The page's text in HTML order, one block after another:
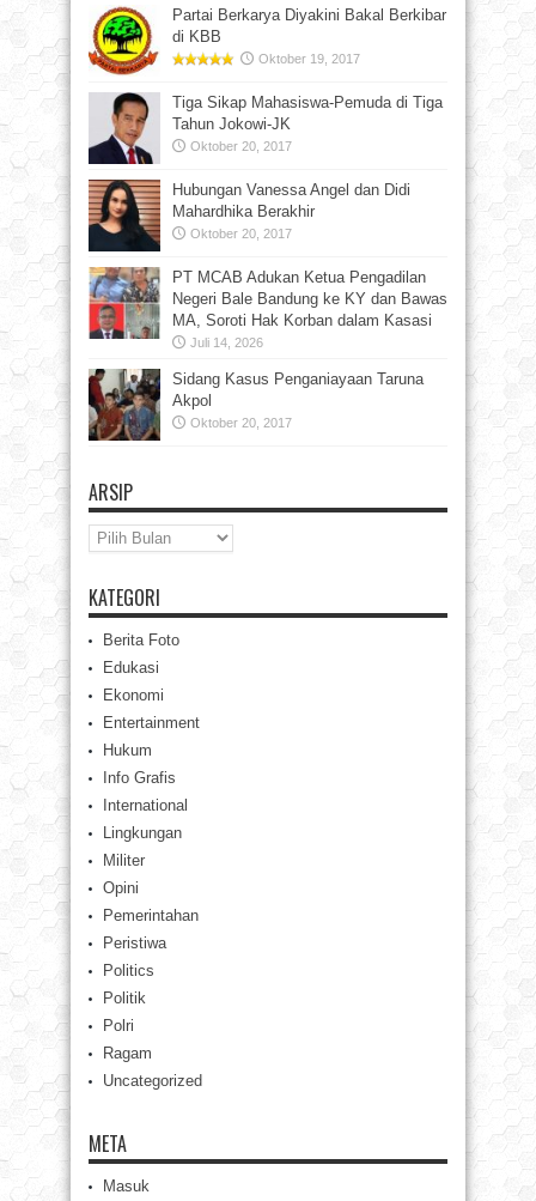
Partai Berkarya Diyakini Bakal Berkibar
di KBB
Oktober 19, 2017
Tiga Sikap Mahasiswa-Pemuda di Tiga
Tahun Jokowi-JK
Oktober 20, 2017
Hubungan Vanessa Angel dan Didi
Mahardhika Berakhir
Oktober 20, 2017
PT MCAB Adukan Ketua Pengadilan
Negeri Bale Bandung ke KY dan Bawas
MA, Soroti Hak Korban dalam Kasasi
Juli 14, 2026
Sidang Kasus Penganiayaan Taruna
Akpol
Oktober 20, 2017
ARSIP
Arsip
KATEGORI
Berita Foto
Edukasi
Ekonomi
Entertainment
Hukum
Info Grafis
International
Lingkungan
Militer
Opini
Pemerintahan
Peristiwa
Politics
Politik
Polri
Ragam
Uncategorized
META
Masuk